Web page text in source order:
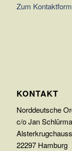
Zum
KONTAKT
Norddeutsche
c/o Jan
22297 Hamburg